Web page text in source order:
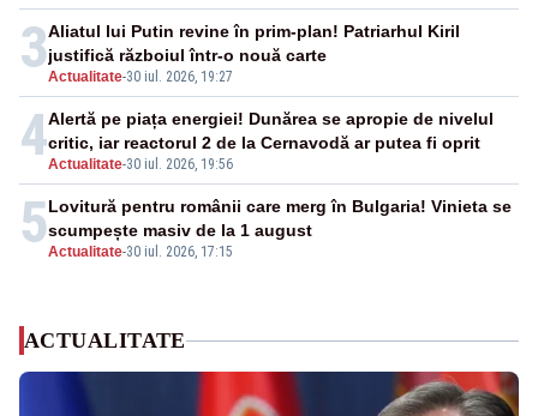
3Actualitate-30 iul. 2026, 19:27
Aliatul lui Putin revine în prim-plan! Patriarhul Kiril
justifică războiul într-o nouă carte
4Actualitate-30 iul. 2026, 19:56
Alertă pe piața energiei! Dunărea se apropie de nivelul
critic, iar reactorul 2 de la Cernavodă ar putea fi oprit
5Actualitate-30 iul. 2026, 17:15
Lovitură pentru românii care merg în Bulgaria! Vinieta se
scumpește masiv de la 1 august
ACTUALITATE